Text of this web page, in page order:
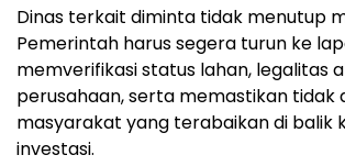
‎Dinas terkait diminta tidak menutup
Pemerintah harus segera turun ke
memverifikasi status lahan, legalitas
perusahaan, serta memastikan tidak
masyarakat yang terabaikan di balik
investasi.